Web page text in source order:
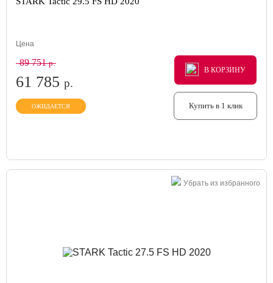
Цена
89 751р.
61 785 р.
ОЖИДАЕТСЯ
В КОРЗИНУ
В КОРЗИНУ
В КОРЗИНУ
Купить в 1 клик
Убрать из избранного